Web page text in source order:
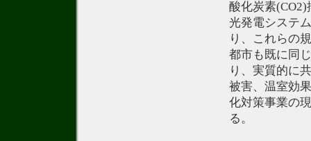
酸化炭素
光発電システ
り、これらの
都市も既に同
り、実質的に
被害、温室効
化対策事業の
る。